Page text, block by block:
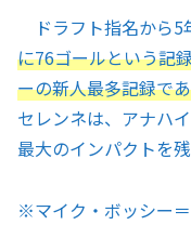
ドラフト指名から5
に76ゴールという記
ーの新人最多記録で
セレンネは、アナハ
最大のインパクトを残
※マイク・ボッシー